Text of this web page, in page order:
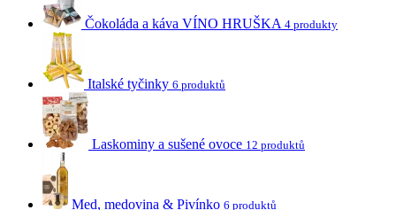
Čokoláda a káva VÍNO HRUŠKA 4 produkty
Italské tyčinky 6 produktů
Laskominy a sušené ovoce 12 produktů
Med, medovina & Pivínko 6 produktů